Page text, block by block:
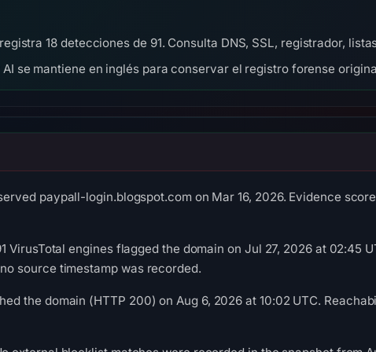
18 detecciones de 91. Consulta DNS, SSL, registrador,
se mantiene en inglés para conservar el registro forense
paypall-login.blogspot.com on Mar 16, 2026. Evidence
VirusTotal engines flagged the domain on Jul 27, 2026 at 02:45
source timestamp was recorded.
the domain (HTTP 200) on Aug 6, 2026 at 10:02 UTC.